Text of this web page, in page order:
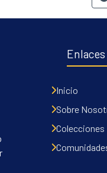
Inicio
Sobre
Colecciones